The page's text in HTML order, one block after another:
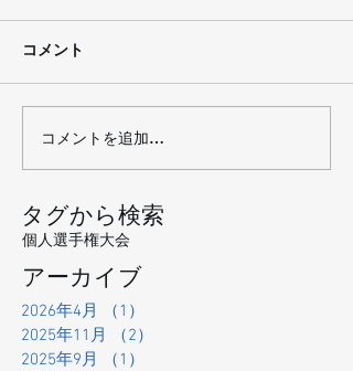
コメント
コメントを追加…
タグから検索
個人選手権大会
アーカイブ
2026年4月 （1）
2025年11月
（2）
2025年9月
（1）